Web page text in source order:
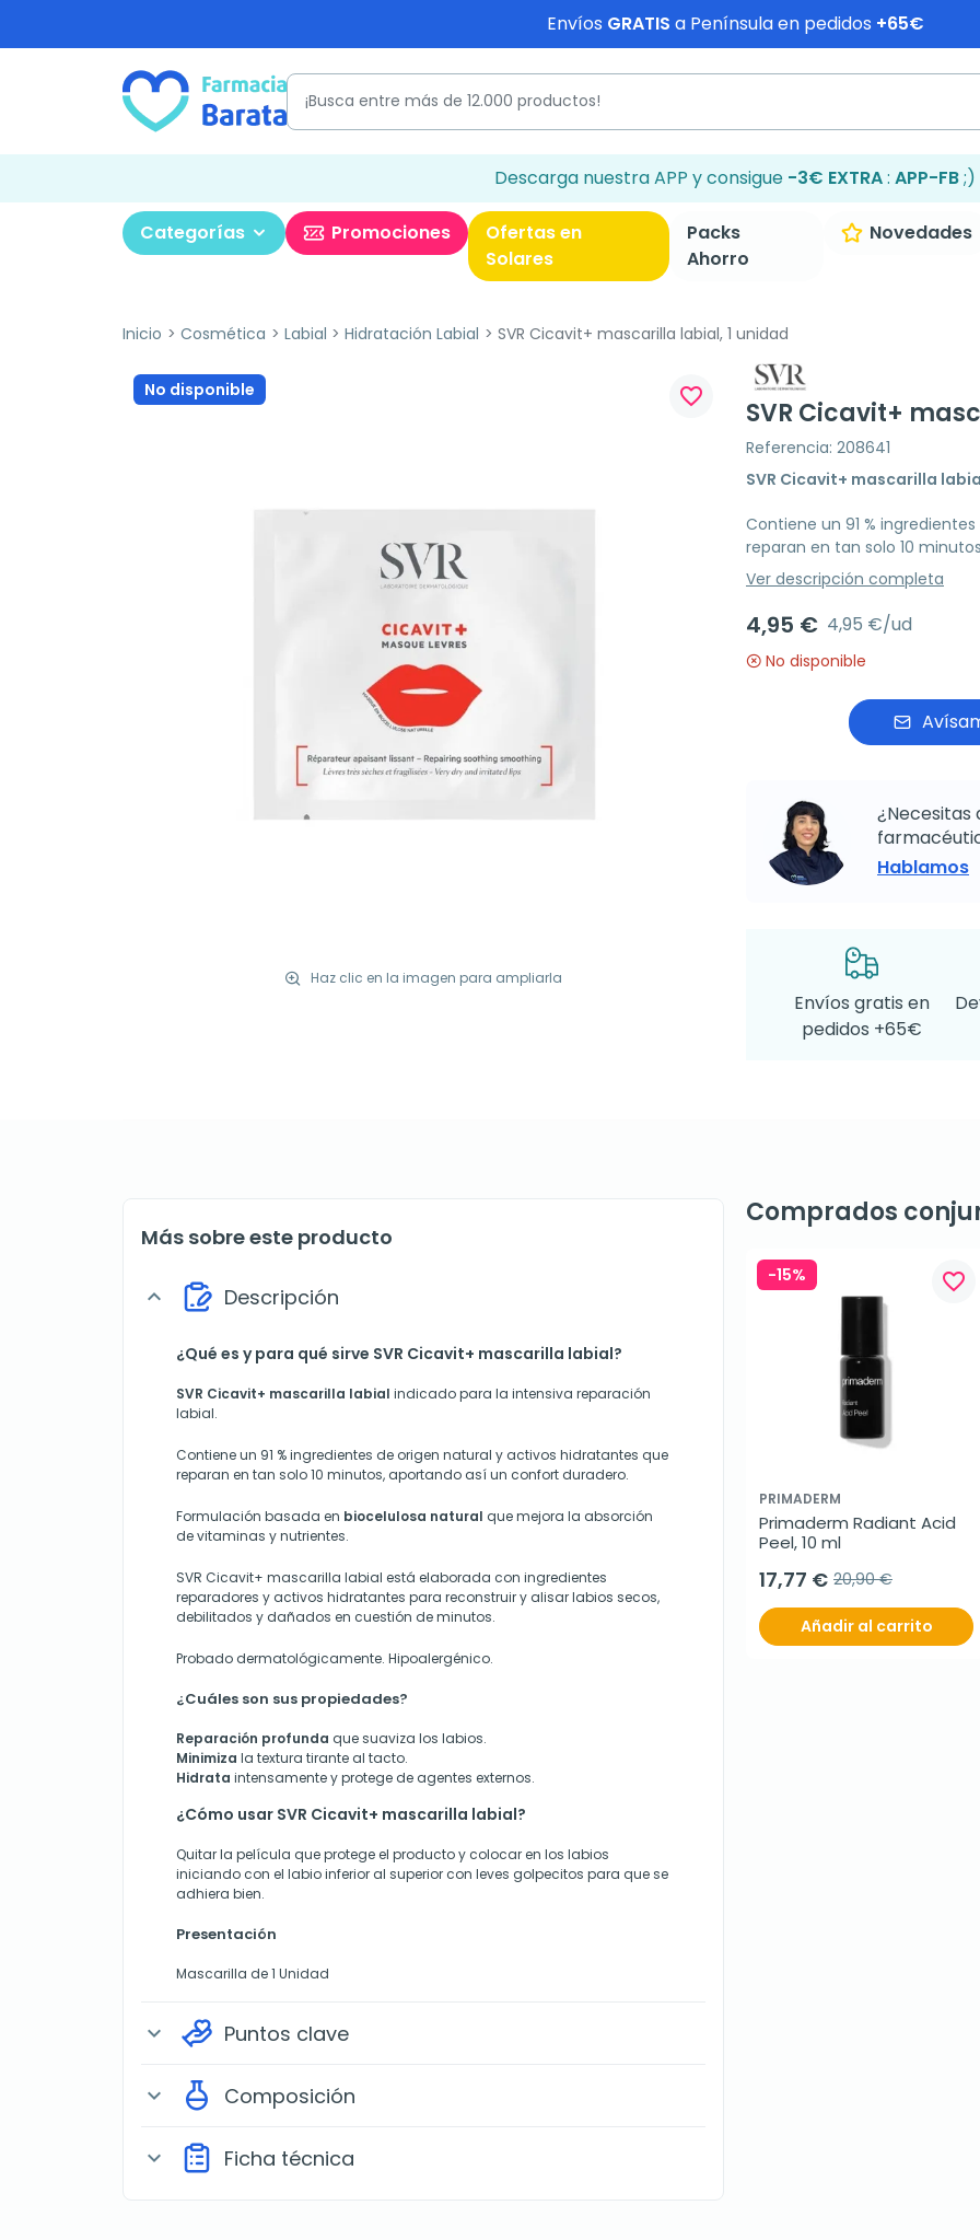
Envíos GRATIS a Península en pedidos +65€
Descarga nuestra APP y consigue -3€ EXTRA: APP-FB;)
Categorías Promociones
Ofertas en
Solares
Packs
Ahorro
Novedades
Inicio Cosmética Labial Hidratación Labial SVR Cicavit+ mascarilla labial, 1 unidad
No disponible
Haz clic en la imagen para ampliarla
favorite_border
SVR Cicavit+
Referencia: 208641
SVR Cicavit+ mascarilla
Contiene un 91 %
reparan en tan solo 10
Ver descripción completa
4,95 € 4,95 €/ud
No disponible
¿Necesitas
Hablamos
Envíos gratis en
pedidos +65€
Más sobre este producto
expand_more Descripción
¿Qué es y para qué sirve SVR Cicavit+ mascarilla labial?
SVR Cicavit+ mascarilla labial indicado para la intensiva reparación
labial.
Contiene un 91 % ingredientes de origen natural y activos hidratantes que
reparan en tan solo 10 minutos, aportando así un confort duradero.
Formulación basada en biocelulosa natural que mejora la absorción
de vitaminas y nutrientes.
SVR Cicavit+ mascarilla labial está elaborada con ingredientes
reparadores y activos hidratantes para reconstruir y alisar labios secos,
debilitados y dañados en cuestión de minutos.
Probado dermatológicamente. Hipoalergénico.
¿Cuáles son sus propiedades?
Reparación profunda que suaviza los labios.
Minimiza la textura tirante al tacto.
Hidrata intensamente y protege de agentes externos.
¿Cómo usar SVR Cicavit+ mascarilla labial?
Quitar la película que protege el producto y colocar en los labios
iniciando con el labio inferior al superior con leves golpecitos para que se
adhiera bien.
Presentación
Mascarilla de 1 Unidad
expand_more Puntos clave
expand_more Composición
expand_more Ficha técnica
Comprados
-15% favorite_border
PRIMADERM
Primaderm Radiant Acid
Peel, 10 ml
17,77 € 20,90 €
Añadir al carrito